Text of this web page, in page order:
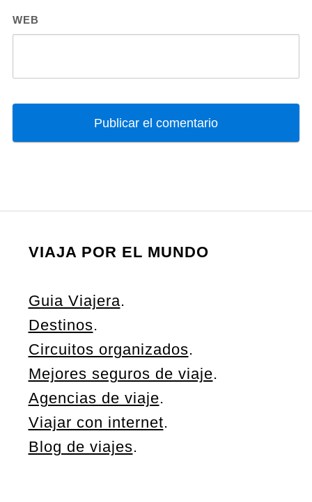
WEB
VIAJA POR EL MUNDO
Guia Viajera.
Destinos.
Circuitos organizados.
Mejores seguros de viaje.
Agencias de viaje.
Viajar con internet.
Blog de viajes.